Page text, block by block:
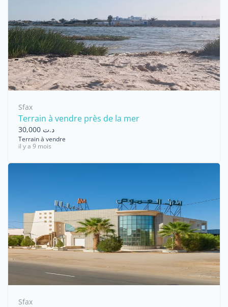
Sfax
Terrain à vendre près de la mer
د.ت 30,000
Terrain à vendre
il y a 9 mois
Sfax